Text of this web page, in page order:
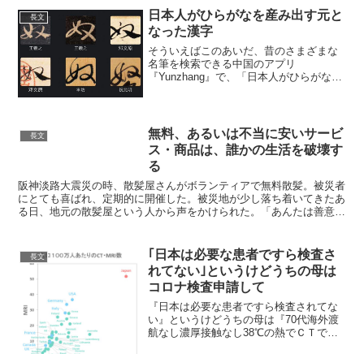
長文
日本人がひらがなを産み出す元と
なった漢字
そういえばこのあいだ、昔のさまざまな
名筆を検索できる中国のアプリ
『Yunzhang』で、「日本人がひらがなを
長文
無料、あるいは不当に安いサービ
ス・商品は、誰かの生活を破壊す
る
阪神淡路大震災の時、散髪屋さんがボランティアで無料散髪。被災者
にとても喜ばれ、定期的に開催した。被災地が少し落ち着いてきたあ
る日、地元の散髪屋という人から声をかけられた。「あんたは善意や
長文
｢日本は必要な患者ですら検査さ
れてない｣というけどうちの母は
コロナ検査申請して
『日本は必要な患者ですら検査されてな
い』というけどうちの母は『70代海外渡
航なし濃厚接触なし38℃の熱でＣＴで肺